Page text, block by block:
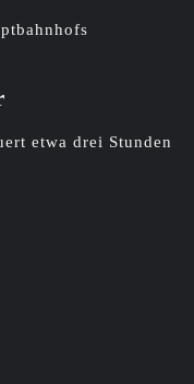
etwa drei Stunden